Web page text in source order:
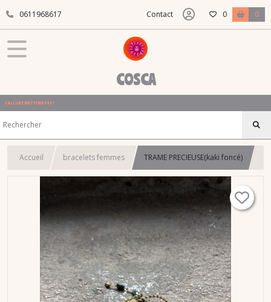
0611968617 Contact 0 0
COSCA
L'ALLURE N'ATTEND PAS !
Accueil bracelets femmes TRAME PRECIEUSE(kaki foncé)